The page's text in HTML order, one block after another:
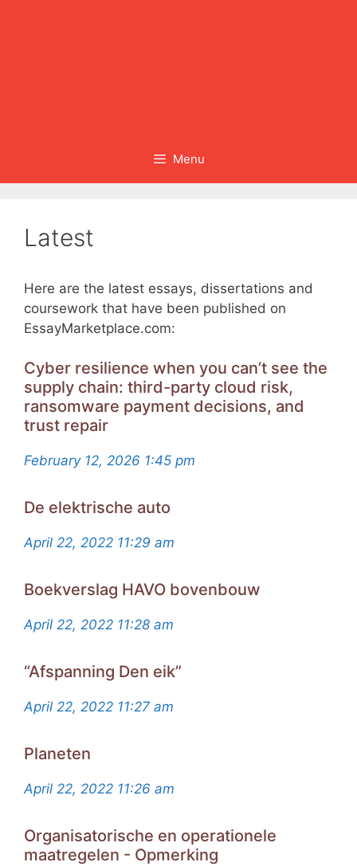
Menu
Latest
Here are the latest essays, dissertations and
coursework that have been published on
EssayMarketplace.com:
Cyber resilience when you can’t see the
supply chain: third-party cloud risk,
ransomware payment decisions, and
trust repair
February 12, 2026 1:45 pm
De elektrische auto
April 22, 2022 11:29 am
Boekverslag HAVO bovenbouw
April 22, 2022 11:28 am
“Afspanning Den eik”
April 22, 2022 11:27 am
Planeten
April 22, 2022 11:26 am
Organisatorische en operationele
maatregelen - Opmerking